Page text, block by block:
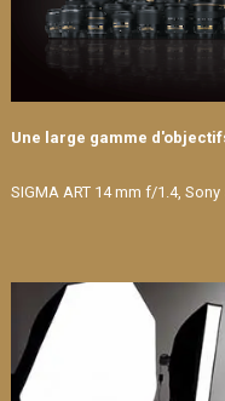
Une large gamme
SIGMA ART 14 mm f/1.4,